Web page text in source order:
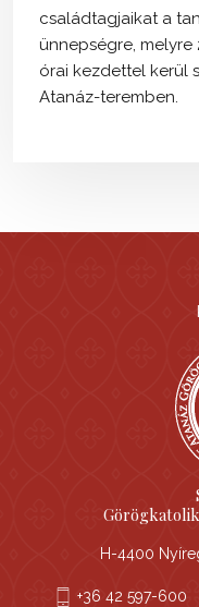
családtagjaikat a
ünnepségre, melyre
órai kezdettel kerül
Atanáz-teremben.
H-4400
+36 42 597-600